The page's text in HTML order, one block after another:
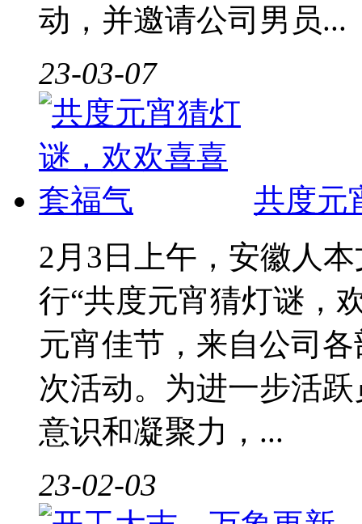
动，并邀请公司男员...
23-03-07
共度元
2月3日上午，安徽人
行“共度元宵猜灯谜，
元宵佳节，来自公司
次活动。为进一步活
意识和凝聚力，...
23-02-03